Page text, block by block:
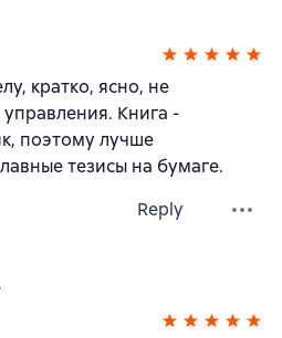
кратко, ясно, не
Книга -
поэтому лучше
тезисы на бумаге.
Reply